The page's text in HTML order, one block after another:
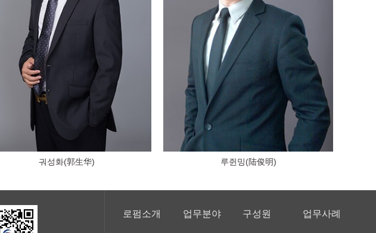
궈성화(郭生华) 루쥔밍(陆俊明)
로펌소개 업무분야 구성원 업무사례